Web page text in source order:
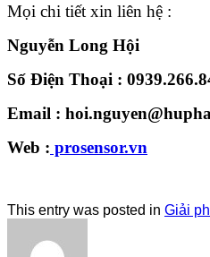
Mọi chi tiết xin liên hệ :
Nguyễn Long Hội
Số Điện Thoại :
Email :
Web : prosensor.vn
This entry was posted in Giải